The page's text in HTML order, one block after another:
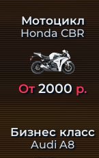
Мотоцикл
Honda CBR
От2000р.
Бизнес класс
Audi A8